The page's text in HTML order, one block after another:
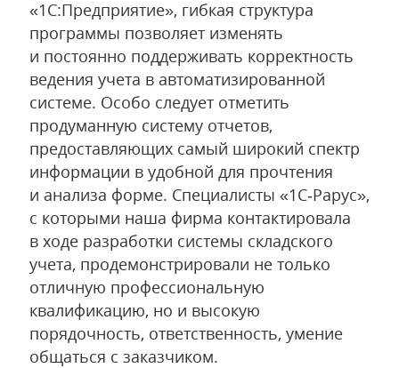
«1С:Предприятие», гибкая структура
программы позволяет изменять
и постоянно поддерживать корректность
ведения учета в автоматизированной
системе. Особо следует отметить
продуманную систему отчетов,
предоставляющих самый широкий спектр
информации в удобной для прочтения
и анализа форме. Специалисты «1С‑Рарус»,
с которыми наша фирма контактировала
в ходе разработки системы складского
учета, продемонстрировали не только
отличную профессиональную
квалификацию, но и высокую
порядочность, ответственность, умение
общаться с заказчиком.